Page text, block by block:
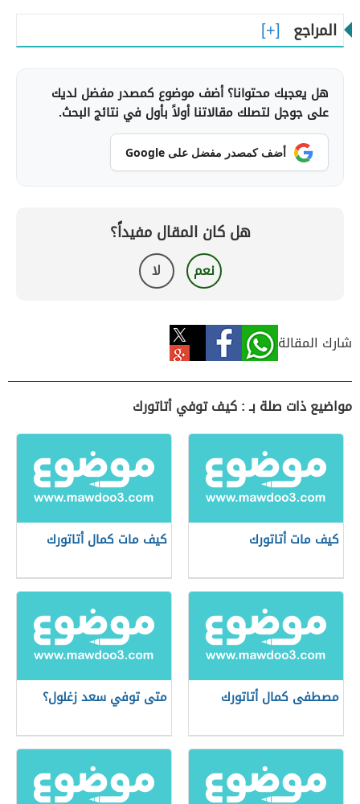
المراجع
هل يعجبك محتوانا؟ أضف موضوع كمصدر مفضل لديك
على جوجل لتصلك مقالاتنا أولاً بأول في نتائج البحث.
أضف كمصدر مفضل على Google
هل كان المقال مفيداً؟
نعم لا
شارك المقالة
مواضيع ذات صلة بـ : كيف توفي أتاتورك
كيف مات أتاتورك كيف مات كمال أتاتورك
مصطفى كمال أتاتورك متى توفي سعد زغلول؟